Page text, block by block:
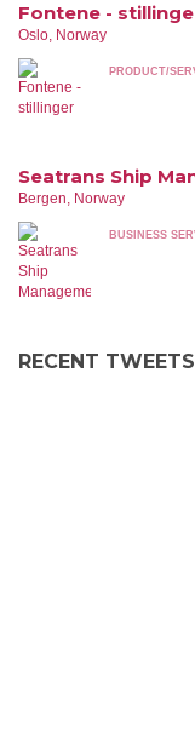
Fontene -
Oslo, Norway
PRODUCT/
Seatrans Ship
Bergen, Norway
BUSINESS
RECENT TWEETS